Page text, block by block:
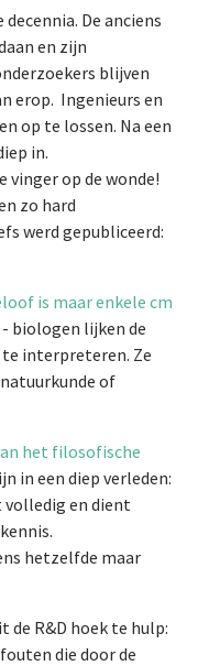
De anciens
en zijn
blijven
erop. Ingenieurs en
op te lossen. Na een
in.
vinger op de wonde!
zo hard
werd gepubliceerd:
is maar enkele cm
biologen lijken de
interpreteren. Ze
of
het filosofische
in een diep verleden:
en dient
hetzelfde maar
de R&D hoek te hulp:
die door de